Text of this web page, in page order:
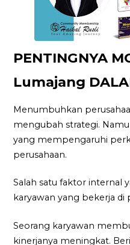
PENTINGNYA
Lumajang
Menumbuhkan
mengubah strategi.
yang mempengaruhi
perusahaan.
Salah satu faktor internal
karyawan yang bekerja di
Seorang karyawan
kinerjanya meningkat.